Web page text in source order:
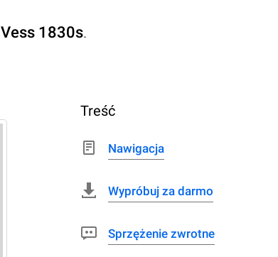
Vess 1830s.
Treść
Nawigacja
Wypróbuj za darmo
Sprzężenie zwrotne